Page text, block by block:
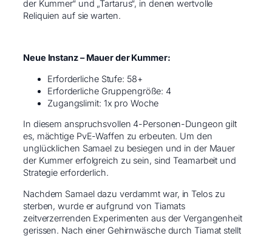
der Kummer“ und „Tartarus“, in denen wertvolle
Reliquien auf sie warten.
Neue Instanz – Mauer der Kummer:
Erforderliche Stufe: 58+
Erforderliche Gruppengröße: 4
Zugangslimit: 1x pro Woche
In diesem anspruchsvollen 4-Personen-Dungeon gilt
es, mächtige PvE-Waffen zu erbeuten. Um den
unglücklichen Samael zu besiegen und in der Mauer
der Kummer erfolgreich zu sein, sind Teamarbeit und
Strategie erforderlich.
Nachdem Samael dazu verdammt war, in Telos zu
sterben, wurde er aufgrund von Tiamats
zeitverzerrenden Experimenten aus der Vergangenheit
gerissen. Nach einer Gehirnwäsche durch Tiamat stellt